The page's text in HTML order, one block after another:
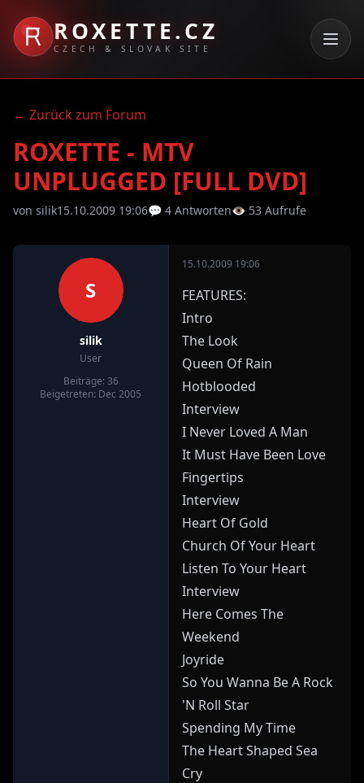
ROXETTE.CZ
CZECH & SLOVAK SITE
← Zurück zum Forum
ROXETTE - MTV
UNPLUGGED [FULL DVD]
von silik15.10.2009 19:06💬 4 Antworten👁 53 Aufrufe
S
silik
User
Beiträge: 36
Beigetreten: Dec 2005
15.10.2009 19:06
FEATURES:
Intro
The Look
Queen Of Rain
Hotblooded
Interview
I Never Loved A Man
It Must Have Been Love
Fingertips
Interview
Heart Of Gold
Church Of Your Heart
Listen To Your Heart
Interview
Here Comes The
Weekend
Joyride
So You Wanna Be A Rock
'N Roll Star
Spending My Time
The Heart Shaped Sea
Cry